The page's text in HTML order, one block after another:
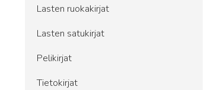
Lasten ruokakirjat
Lasten satukirjat
Pelikirjat
Tietokirjat